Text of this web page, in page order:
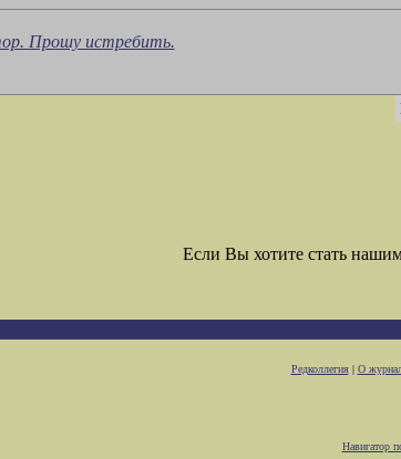
Прошу истребить.
Если Вы хотите стать
Редколлегия| О
Навигатор